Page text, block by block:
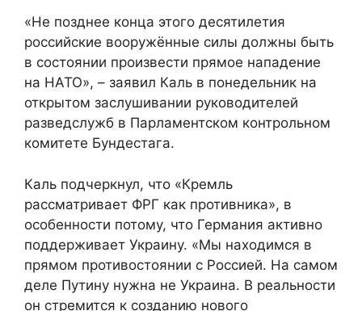
«Не позднее конца этого десятилетия
российские вооружённые силы должны быть
в состоянии произвести прямое нападение
на НАТО», – заявил Каль в понедельник на
открытом заслушивании руководителей
разведслужб в Парламентском контрольном
комитете Бундестага.
Каль подчеркнул, что «Кремль
рассматривает ФРГ как противника», в
особенности потому, что Германия активно
поддерживает Украину. «Мы находимся в
прямом противостоянии с Россией. На самом
деле Путину нужна не Украина. В реальности
он стремится к созданию нового